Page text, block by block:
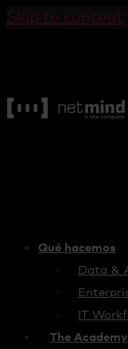
Skip to content
Qué hacemos
Data &
IT
The Academy